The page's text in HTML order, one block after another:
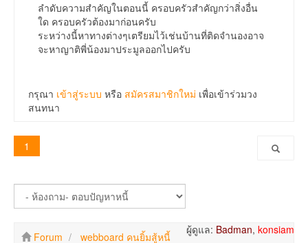
ลำดับความสำคัญในตอนนี้ ครอบครัวสำคัญกว่าสิ่งอื่น
ใด ครอบครัวต้องมาก่อนครับ
ระหว่างนี้หาทางต่างๆเตรียมไว้เช่นบ้านที่ติดจำนองอาจ
จะหาญาติพี่น้องมาประมูลออกไปครับ
กรุณา เข้าสู่ระบบ หรือ สมัครสมาชิกใหม่ เพื่อเข้าร่วมวง
สนทนา
1
ผู้ดูแล: Badman, konsiam
Forum
webboard คนยิ้มสู้หนี้